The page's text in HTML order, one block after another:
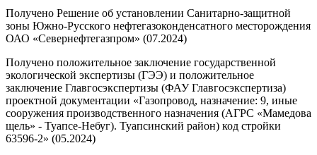
Получено Решение об установлении Санитарно-защитной
зоны Южно-Русского нефтегазоконденсатного месторождения
ОАО «Севернефтегазпром» (07.2024)
Получено положительное заключение государственной
экологической экспертизы (ГЭЭ) и положительное
заключение Главгосэкспертизы (ФАУ Главгосэкспертиза)
проектной документации «Газопровод, назначение: 9, иные
сооружения производственного назначения (АГРС «Мамедова
щель» - Туапсе-Небуг). Туапсинский район) код стройки
63596-2» (05.2024)